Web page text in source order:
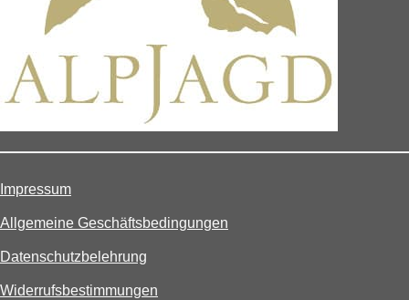
Impressum
Allgemeine Geschäftsbedingungen
Datenschutzbelehrung
Widerrufsbestimmungen